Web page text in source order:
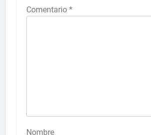
Comentario *
Nombre